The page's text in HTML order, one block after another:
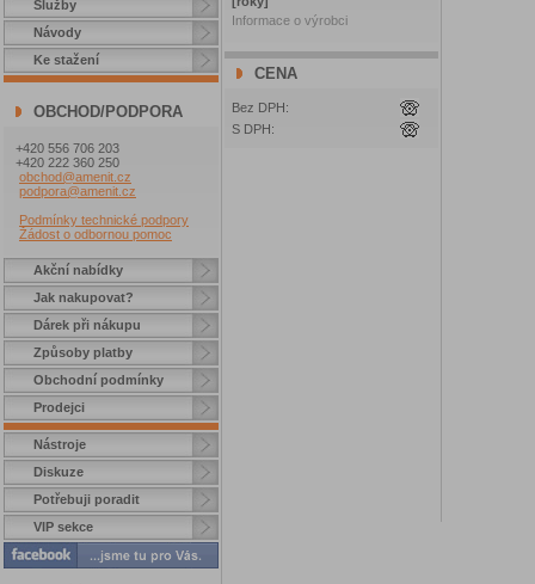
Služby
Návody
Ke stažení
OBCHOD/PODPORA
+420 556 706 203
+420 222 360 250
obchod@amenit.cz
podpora@amenit.cz
Podmínky technické podpory
Žádost o odbornou pomoc
Akční nabídky
Jak nakupovat?
Dárek při nákupu
Způsoby platby
Obchodní podmínky
Prodejci
Nástroje
Diskuze
Potřebuji poradit
VIP sekce
Informace o výrobci
CENA
Bez DPH:
S DPH: